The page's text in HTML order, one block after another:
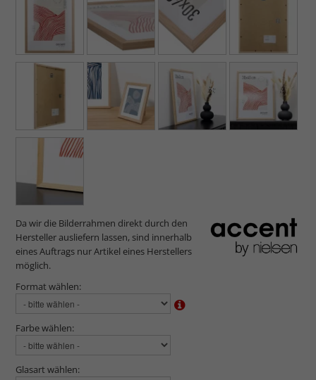
Da wir die Bilderrahmen direkt durch den
Hersteller ausliefern lassen, sind innerhalb
eines Auftrags nur Artikel eines Herstellers
möglich.
Format wählen:
Farbe wählen:
Glasart wählen: